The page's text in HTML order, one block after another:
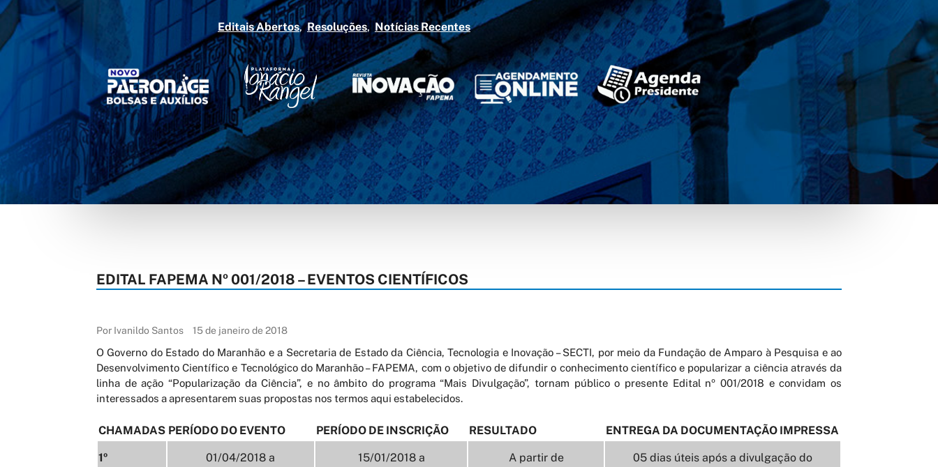
Editais Abertos Resoluções Notícias Recentes
EDITAL FAPEMA Nº 001/2018 – EVENTOS CIENTÍFICOS
Por Ivanildo Santos 15 de janeiro de 2018
O Governo do Estado do Maranhão e a Secretaria de Estado da Ciência, Tecnologia e Inovação – SECTI, por meio da Fundação de Amparo à Pesquisa e ao
Desenvolvimento Científico e Tecnológico do Maranhão – FAPEMA, com o objetivo de difundir o conhecimento científico e popularizar a ciência através da
linha de ação “Popularização da Ciência”, e no âmbito do programa “Mais Divulgação”, tornam público o presente Edital nº 001/2018 e convidam os
interessados a apresentarem suas propostas nos termos aqui estabelecidos.
CHAMADAS PERÍODO DO EVENTO PERÍODO DE INSCRIÇÃO RESULTADO ENTREGA DA DOCUMENTAÇÃO IMPRESSA
1º
01/04/2018 a
15/01/2018 a
A partir de
05 dias úteis após a divulgação do